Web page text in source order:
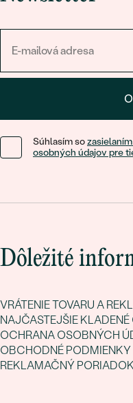
Súhlasím so
osobných údajov pre
Dôležité
VRÁTENIE TOVARU A
NAJČASTEJŠIE KLADENÉ
OCHRANA OSOBNÝCH
OBCHODNÉ PODMIENKY
REKLAMAČNÝ PORIADOK